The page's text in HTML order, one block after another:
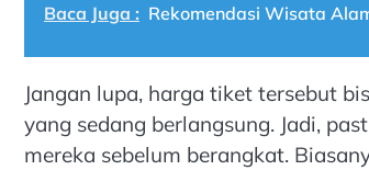
Baca Juga : Rekomendasi Wisata
Jangan lupa, harga tiket tersebut
yang sedang berlangsung. Jadi,
mereka sebelum berangkat.